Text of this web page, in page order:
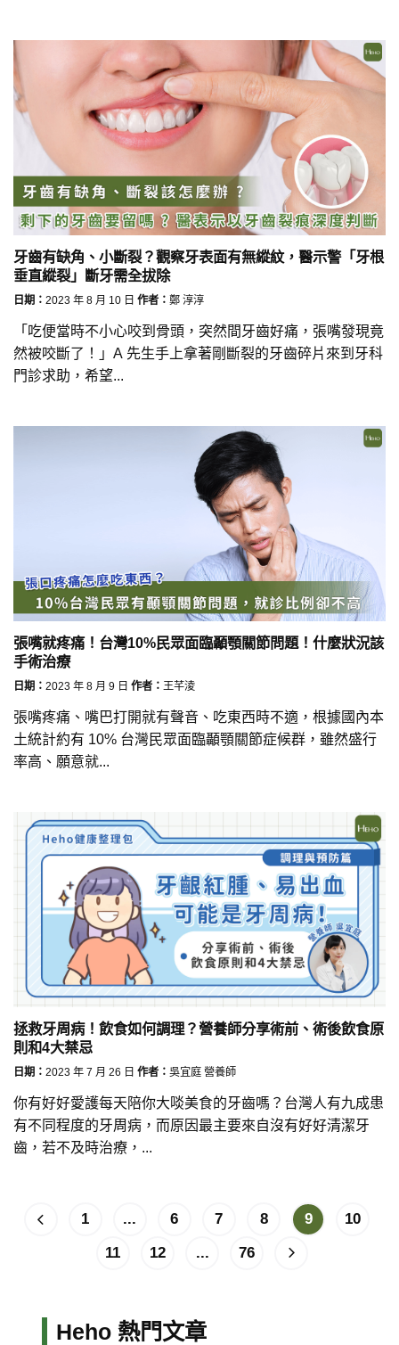
牙齒有缺角、小斷裂？觀察牙表面有無縱紋，醫示警「牙根
垂直縱裂」斷牙需全拔除
日期： 2023 年 8 月 10 日 作者： 鄭 淳淳
「吃便當時不小心咬到骨頭，突然間牙齒好痛，張嘴發現竟
然被咬斷了！」A 先生手上拿著剛斷裂的牙齒碎片來到牙科
門診求助，希望...
張嘴就疼痛！台灣10%民眾面臨顳顎關節問題！什麼狀況該
手術治療
日期： 2023 年 8 月 9 日 作者： 王芊淩
張嘴疼痛、嘴巴打開就有聲音、吃東西時不適，根據國內本
土統計約有 10% 台灣民眾面臨顳顎關節症候群，雖然盛行
率高、願意就...
拯救牙周病！飲食如何調理？營養師分享術前、術後飲食原
則和4大禁忌
日期： 2023 年 7 月 26 日 作者： 吳宜庭 營養師
你有好好愛護每天陪你大啖美食的牙齒嗎？台灣人有九成患
有不同程度的牙周病，而原因最主要來自沒有好好清潔牙
齒，若不及時治療，...
1 ... 6 7 8 9
10
11
12 ... 76
Heho 熱門文章